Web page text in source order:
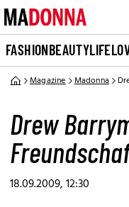
FASHIONBEAUTYLIFE
Magazine Madonna
Drew
18.09.2009, 12:30